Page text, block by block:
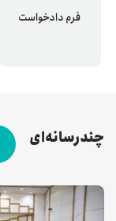
فرم دادخواست
چندرسانه‌ای